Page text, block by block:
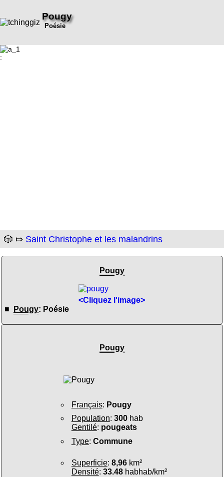
Pougy
Poésie
:
🎲 ⤇ Saint Christophe et les malandrins
Pougy
<Cliquez l'image>
■
Pougy: Poésie
Pougy
Français: Pougy
Population: 300hab
Gentilé: pougeats
Type: Commune
Superficie: 8,96km²
Densité: 33.48habhab/km²